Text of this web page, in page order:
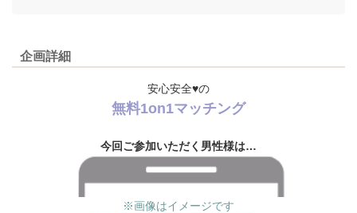
企画詳細
安心安全♥の
無料1on1マッチング
今回ご参加いただく男性様は…
※画像はイメージです